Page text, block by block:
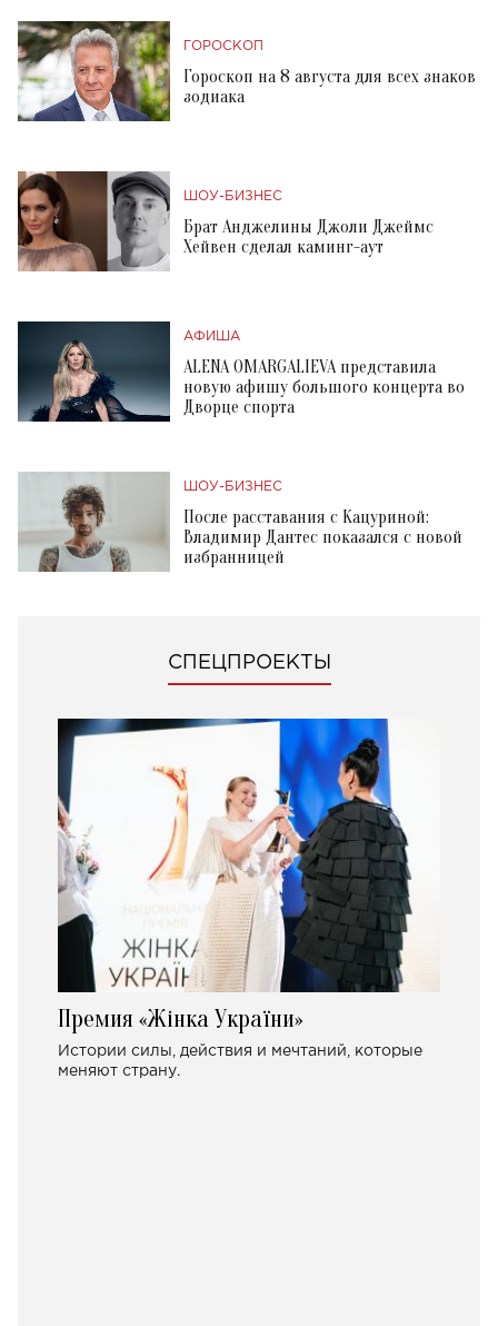
ГОРОСКОП
Гороскоп на 8 августа для всех знаков
зодиака
ШОУ-БИЗНЕС
Брат Анджелины Джоли Джеймс
Хейвен сделал каминг-аут
АФИША
ALENA OMARGALIEVA представила
новую афишу большого концерта во
Дворце спорта
ШОУ-БИЗНЕС
После расставания с Кацуриной:
Владимир Дантес показался с новой
избранницей
СПЕЦПРОЕКТЫ
Премия «Жінка України»
Истории силы, действия и мечтаний, которые
меняют страну.